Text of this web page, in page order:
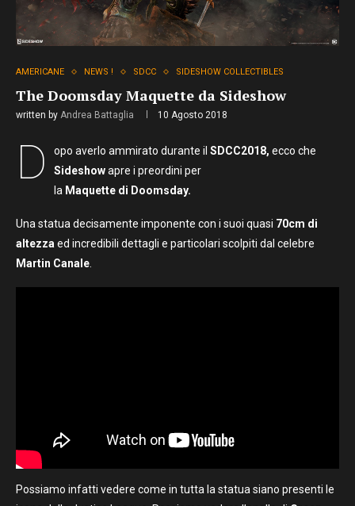
AMERICANE NEWS ! SDCC SIDESHOW COLLECTIBLES
The Doomsday Maquette da Sideshow
written by Andrea Battaglia 10 Agosto 2018
D opo averlo ammirato durante il SDCC2018, ecco che
Sideshowapre i preordini per
la Maquette di Doomsday.
Una statua decisamente imponente con i suoi quasi 70cm di
altezza ed incredibili dettagli e particolari scolpiti dal celebre
Martin Canale
Possiamo infatti vedere come in tutta la statua siano presenti le